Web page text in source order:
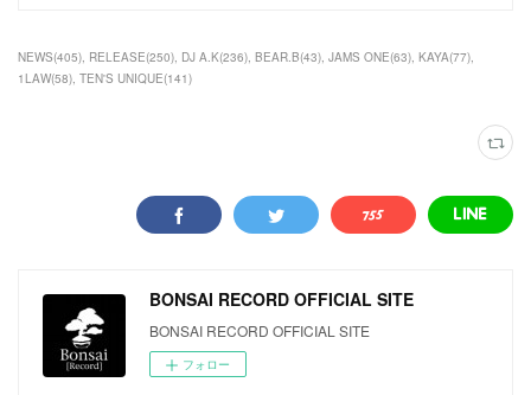
NEWS(405) RELEASE(250) DJ A.K(236) BEAR.B(43) JAMS ONE(63) KAYA(77)
1LAW(58) TEN'S UNIQUE(141)
BONSAI RECORD OFFICIAL SITE
BONSAI RECORD OFFICIAL SITE
フォロー